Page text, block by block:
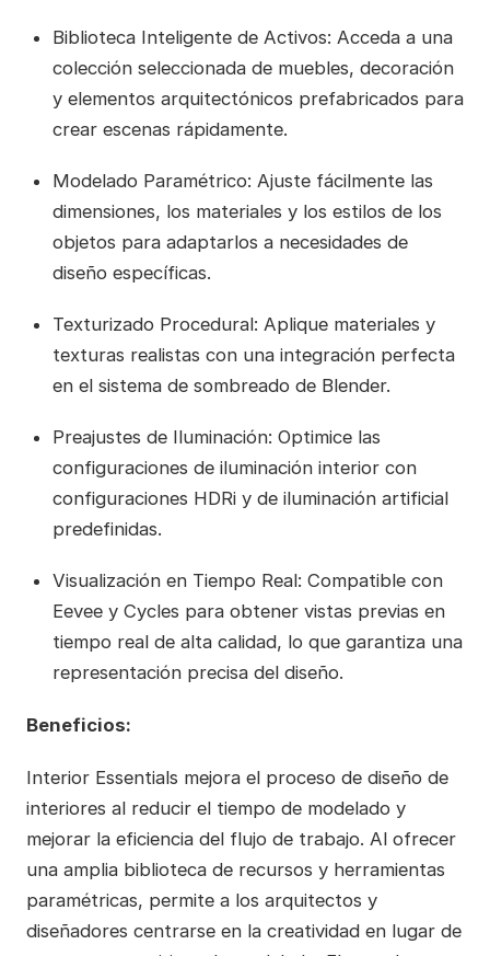
Biblioteca Inteligente de Activos: Acceda a una
colección seleccionada de muebles, decoración
y elementos arquitectónicos prefabricados para
crear escenas rápidamente.
Modelado Paramétrico: Ajuste fácilmente las
dimensiones, los materiales y los estilos de los
objetos para adaptarlos a necesidades de
diseño específicas.
Texturizado Procedural: Aplique materiales y
texturas realistas con una integración perfecta
en el sistema de sombreado de Blender.
Preajustes de Iluminación: Optimice las
configuraciones de iluminación interior con
configuraciones HDRi y de iluminación artificial
predefinidas.
Visualización en Tiempo Real: Compatible con
Eevee y Cycles para obtener vistas previas en
tiempo real de alta calidad, lo que garantiza una
representación precisa del diseño.
Beneficios:
Interior Essentials mejora el proceso de diseño de
interiores al reducir el tiempo de modelado y
mejorar la eficiencia del flujo de trabajo. Al ofrecer
una amplia biblioteca de recursos y herramientas
paramétricas, permite a los arquitectos y
diseñadores centrarse en la creatividad en lugar de